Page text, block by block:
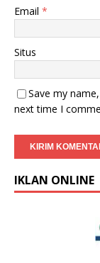
Email *
Situs
Save my
next time I
IKLAN ONLINE